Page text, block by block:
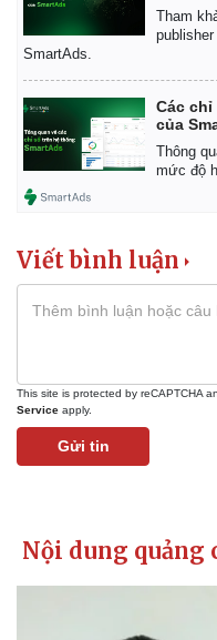
Tham
SmartAds.
Các
của
Thông
mức độ
Viết bình luận
This site is protected by reCAPTCHA
Service apply.
Gửi tin